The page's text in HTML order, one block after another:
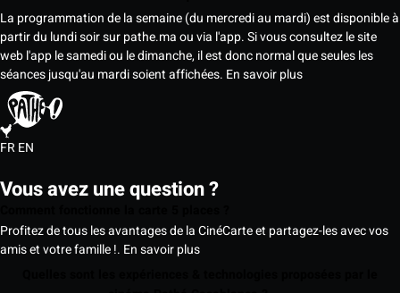
La programmation de la semaine (du mercredi au mardi) est disponible à
partir du lundi soir sur pathe.ma ou via l'app. Si vous consultez le site
web l'app le samedi ou le dimanche, il est donc normal que seules les
séances jusqu'au mardi soient affichées. En savoir plus
FREN
Vous avez une question ?
Profitez de tous les avantages de la CinéCarte et partagez-les avec vos
amis et votre famille !. En savoir plus